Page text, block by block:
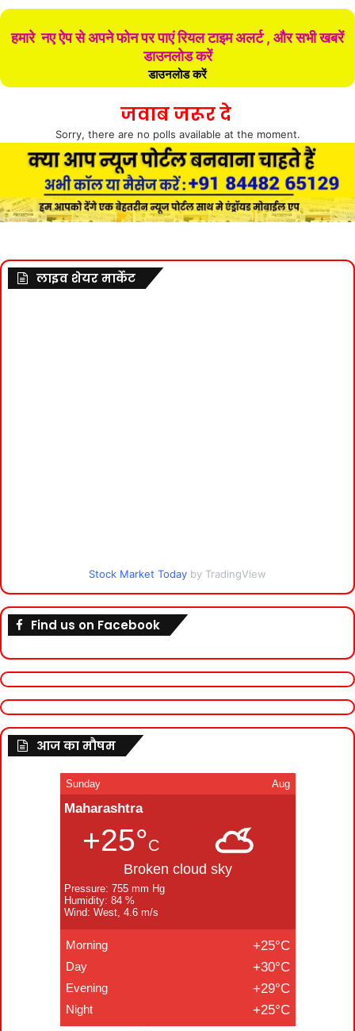
हमारे नए ऐप से अपने फोन पर पाएं रियल टाइम अलर्ट , और सभी खबरें
डाउनलोड करें
डाउनलोड करें
जवाब जरूर दे
Sorry, there are no polls available at the moment.
लाइव शेयर मार्केट
Stock Market Today by TradingView
Find us on Facebook
आज का मौषम
Sunday Aug
Maharashtra
+25°C
Broken cloud sky
Pressure: 755 mm Hg
Humidity: 84 %
Wind: West, 4.6 m/s
Morning +25°C
Day +30°C
Evening +29°C
Night +25°C